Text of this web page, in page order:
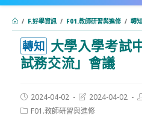
/ F.好學資訊 / F01.教師研習與進修 / 轉
轉知 大學入學考試
試務交流」會議
Post
published:
2024-04-02
Post
last
modified:
2024-04-02
PostF01.教師研習與進修